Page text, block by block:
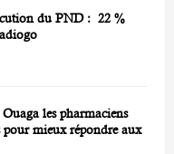
du PND : 22 %
les pharmaciens
pour mieux répondre aux